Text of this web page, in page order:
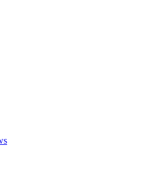
Internet und Technik